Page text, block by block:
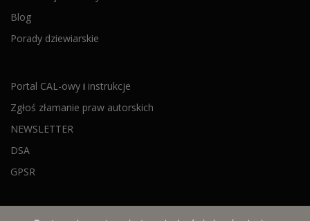
Blog
Porady dziewiarskie
Portal CAL-owy i instrukcje
Zgłoś złamanie praw autorskich
NEWSLETTER
DSA
GPSR